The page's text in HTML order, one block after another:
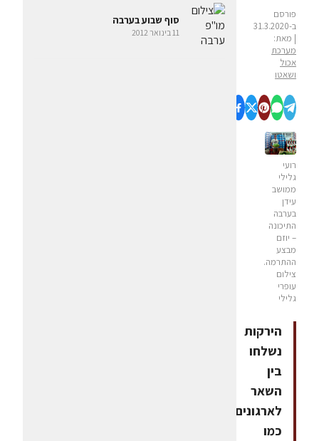
פורסם
ב-31.3.2020
| מאת:
מערכת
אכול
ושאטו
רועי
גלילי
ממושב
עידן
בערבה
התיכונה
– יוזם
מבצע
ההתרמה.
צילום
עופרי
גלילי
הירקות
נשלחו
בין
השאר
לארגונים
כמו
סוף שבוע בערבה
11 בינואר 2012